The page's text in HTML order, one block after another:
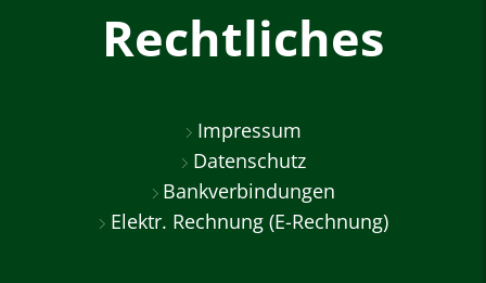
Rechtliches
Impressum
Datenschutz
Bankverbindungen
Elektr. Rechnung (E-Rechnung)